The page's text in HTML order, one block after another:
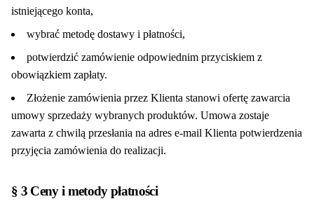
istniejącego konta,
wybrać metodę dostawy i płatności,
potwierdzić zamówienie odpowiednim przyciskiem z
obowiązkiem zapłaty.
Złożenie zamówienia przez Klienta stanowi ofertę zawarcia
umowy sprzedaży wybranych produktów. Umowa zostaje
zawarta z chwilą przesłania na adres e-mail Klienta potwierdzenia
przyjęcia zamówienia do realizacji.
§ 3 Ceny i metody płatności